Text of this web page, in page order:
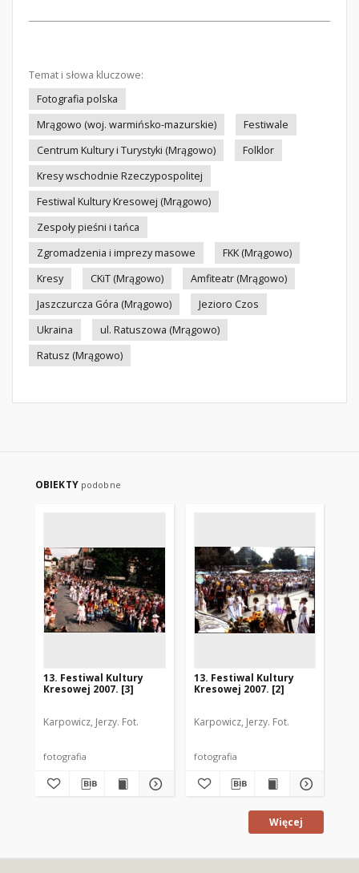
Temat i słowa kluczowe:
Fotografia polska
Mrągowo (woj. warmińsko-mazurskie)
Festiwale
Centrum Kultury i Turystyki (Mrągowo)
Folklor
Kresy wschodnie Rzeczypospolitej
Festiwal Kultury Kresowej (Mrągowo)
Zespoły pieśni i tańca
Zgromadzenia i imprezy masowe
FKK (Mrągowo)
Kresy
CKiT (Mrągowo)
Amfiteatr (Mrągowo)
Jaszczurcza Góra (Mrągowo)
Jezioro Czos
Ukraina
ul. Ratuszowa (Mrągowo)
Ratusz (Mrągowo)
OBIEKTY podobne
13. Festiwal Kultury
Kresowej 2007. [3]
Karpowicz, Jerzy. Fot.
fotografia
13. Festiwal Kultury
Kresowej 2007. [2]
Karpowicz, Jerzy. Fot.
fotografia
Więcej